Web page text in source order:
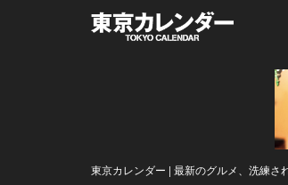
東京カレンダー | 最新のグルメ、洗練さ